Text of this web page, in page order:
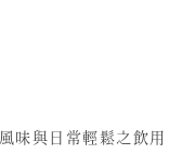
味與日常輕鬆之飲用